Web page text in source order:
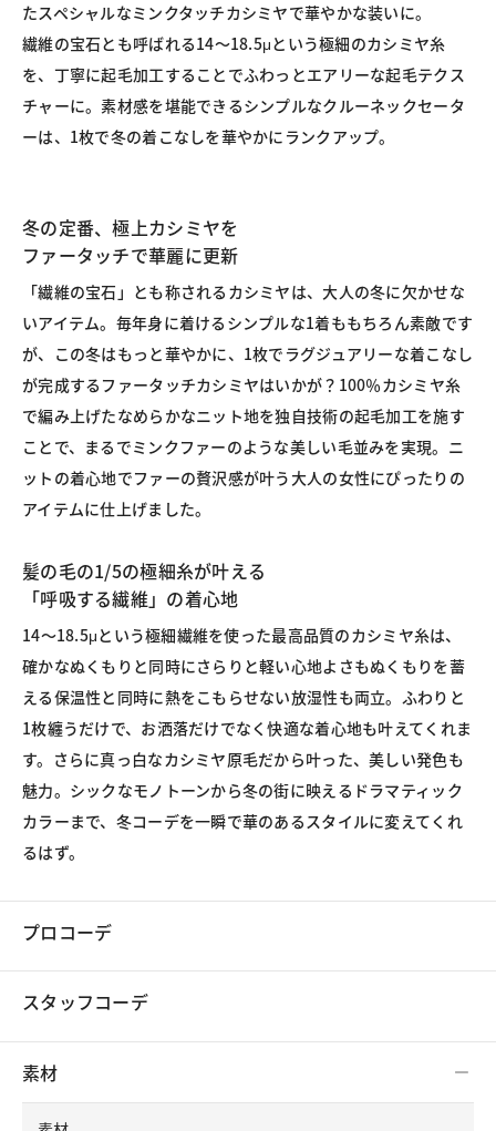
たスペシャルなミンクタッチカシミヤで華やかな装いに。
繊維の宝石とも呼ばれる14～18.5μという極細のカシミヤ糸
を、丁寧に起毛加工することでふわっとエアリーな起毛テクス
チャーに。素材感を堪能できるシンプルなクルーネックセータ
ーは、1枚で冬の着こなしを華やかにランクアップ。
冬の定番、極上カシミヤを
ファータッチで華麗に更新
「繊維の宝石」とも称されるカシミヤは、大人の冬に欠かせな
いアイテム。毎年身に着けるシンプルな1着ももちろん素敵です
が、この冬はもっと華やかに、1枚でラグジュアリーな着こなし
が完成するファータッチカシミヤはいかが？100％カシミヤ糸
で編み上げたなめらかなニット地を独自技術の起毛加工を施す
ことで、まるでミンクファーのような美しい毛並みを実現。ニ
ットの着心地でファーの贅沢感が叶う大人の女性にぴったりの
アイテムに仕上げました。
髪の毛の1/5の極細糸が叶える
「呼吸する繊維」の着心地
14～18.5μという極細繊維を使った最高品質のカシミヤ糸は、
確かなぬくもりと同時にさらりと軽い心地よさもぬくもりを蓄
える保温性と同時に熱をこもらせない放湿性も両立。ふわりと
1枚纏うだけで、お洒落だけでなく快適な着心地も叶えてくれま
す。さらに真っ白なカシミヤ原毛だから叶った、美しい発色も
魅力。シックなモノトーンから冬の街に映えるドラマティック
カラーまで、冬コーデを一瞬で華のあるスタイルに変えてくれ
るはず。
プロコーデ
スタッフコーデ
素材